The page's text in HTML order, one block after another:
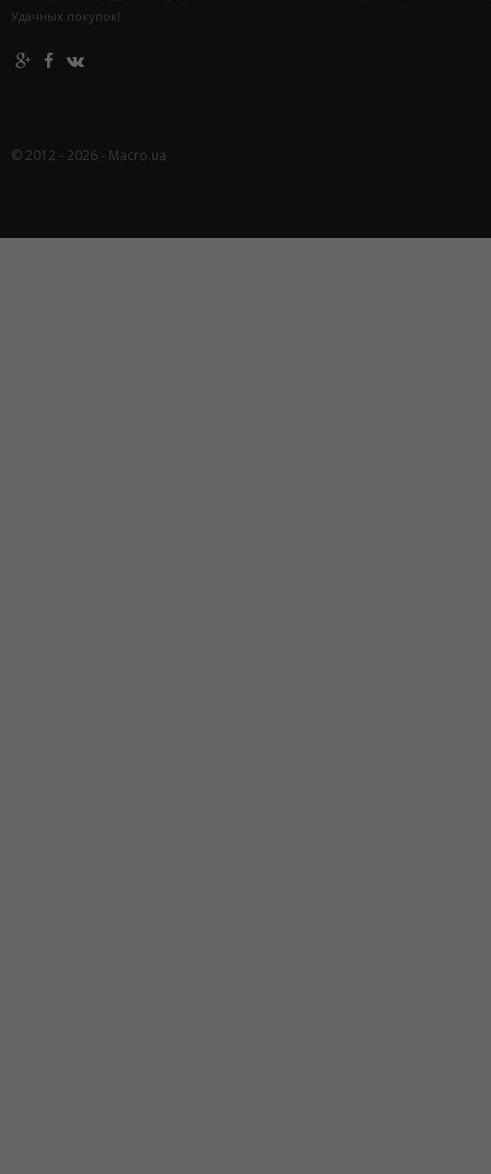
Удачных покупок!
© 2012 - 2026 - Macro.ua